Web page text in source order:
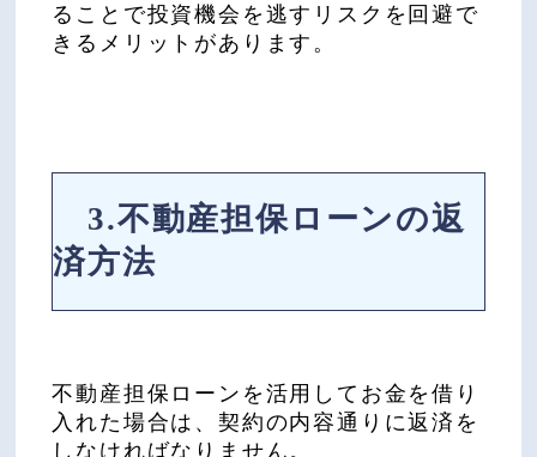
ることで投資機会を逃すリスクを回避で
きるメリットがあります。
3.不動産担保ローンの返
済方法
不動産担保ローンを活用してお金を借り
入れた場合は、契約の内容通りに返済を
しなければなりません。